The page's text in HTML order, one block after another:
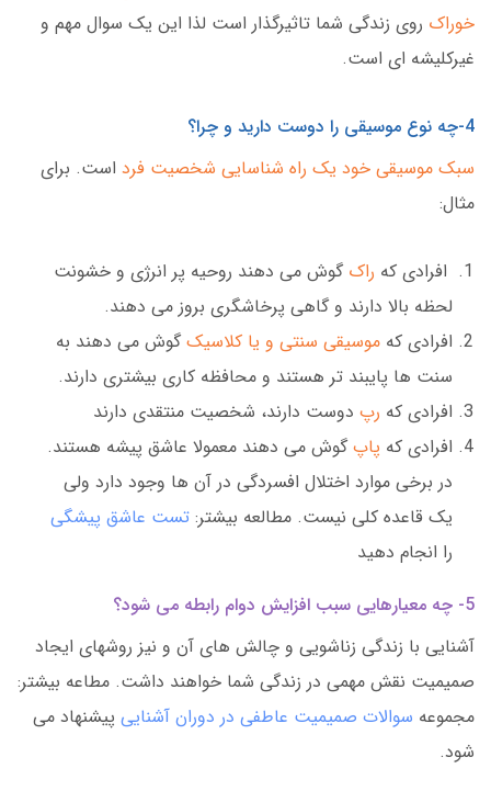
خوراک روی زندگی شما تاثیرگذار است لذا این یک سوال مهم و
غیرکلیشه ای است.
4-چه نوع موسیقی را دوست دارید و چرا؟
سبک موسیقی خود یک راه شناسایی شخصیت فرد است. برای
مثال:
افرادی که راکگوش می دهند روحیه پر انرژی و خشونت
لحظه بالا دارند و گاهی پرخاشگری بروز می دهند.
افرادی که موسیقی سنتی و یا کلاسیکگوش می دهند به
سنت ها پایبند تر هستند و محافظه کاری بیشتری دارند.
افرادی که رپ دوست دارند، شخصیت منتقدی دارند
افرادی که پاپگوش می دهند معمولا عاشق پیشه هستند.
در برخی موارد اختلال افسردگی در آن ها وجود دارد ولی
یک قاعده کلی نیست. مطالعه بیشتر: تست عاشق پیشگی
را انجام دهید
5- چه معیارهایی سبب افزایش دوام رابطه می شود؟
آشنایی با زندگی زناشویی و چالش های آن و نیز روشهای ایجاد
صمیمیت نقش مهمی در زندگی شما خواهند داشت. مطاعه بیشتر:
مجموعه سوالات صمیمیت عاطفی در دوران آشنایی پیشنهاد می
شود.